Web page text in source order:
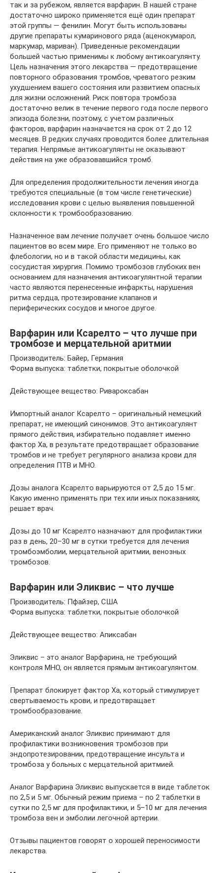
так и за рубежом, является варфарин. В нашей стране
достаточно широко применяется ещё один препарат
этой группы — фенилин. Могут быть использованы
другие препараты кумаринового ряда (аценокумарол,
маркумар, мариван). Приведенные рекомендации
большей частью применимы к любому антикоагулянту.
Цель назначения этого лекарства — предотвращение
повторного образования тромбов, чреватого резким
ухудшением вашего состояния или развитием опасных
для жизни осложнений. Риск повтора тромбоза
достаточно велик в течение первого года после первого
эпизода болезни, поэтому, с учетом различных
факторов, варфарин назначается на срок от 2 до 12
месяцев. В редких случаях проводится более длительная
терапия. Непрямые антикоагулянты не оказывают
действия на уже образовавшийся тромб.
Для определения продолжительности лечения иногда
требуются специальные (в том числе генетические)
исследования крови с целью выявления повышенной
склонности к тромбообразованию.
Назначенное вам лечение получает очень большое число
пациентов во всем мире. Его применяют не только во
флебологии, но и в такой области медицины, как
сосудистая хирургия. Помимо тромбозов глубоких вен
основанием для назначения антикоагулянтной терапии
часто являются перенесенные инфаркты, нарушения
ритма сердца, протезирование клапанов и
периферических сосудов и многое другое.
Варфарин или Ксарелто – что лучше при
тромбозе и мерцательной аритмии
Производитель: Байер, Германия
Форма выпуска: таблетки, покрытые оболочкой
Действующее вещество: Ривароксабан
Импортный аналог Ксарелто – оригинальный немецкий
препарат, не имеющий синонимов. Это антикоагулянт
прямого действия, избирательно подавляет именно
фактор Ха, в результате предотвращает образование
тромбов и не требует регулярного анализа крови для
определения ПТВ и МНО.
Дозы аналога Ксарелто варьируются от 2,5 до 15 мг.
Какую именно применять при тех или иных показаниях,
решает врач.
Дозы до 10 мг Ксарелто назначают для профилактики
раз в день, 20–30 мг в сутки требуется для лечения
тромбоэмболии, мерцательной аритмии, венозных
тромбозов.
Варфарин или Эликвис – что лучше
Производитель: Пфайзер, США
Форма выпуска: таблетки, покрытые оболочкой
Действующее вещество: Апиксабан
Эликвис – это аналог Варфарина, не требующий
контроля МНО, он является прямым антикоагулянтом.
Препарат блокирует фактор Ха, который стимулирует
свертываемость крови, и предотвращает
тромбообразование.
Американский аналог Эликвис принимают для
профилактики возникновения тромбозов при
эндопротезировании, предотвращение инсульта и
тромбоза у больных с мерцательной аритмией.
Аналог Варфарина Эликвис выпускается в виде таблеток
по 2,5 и 5 мг. Обычный режим приема – по 2 таблетки в
сутки по 2,5 мг для профилактики, и 5–10 мг для лечения
тромбоза вен и эмболии легочной артерии.
Отзывы пациентов говорят о хорошей переносимости
лекарства.